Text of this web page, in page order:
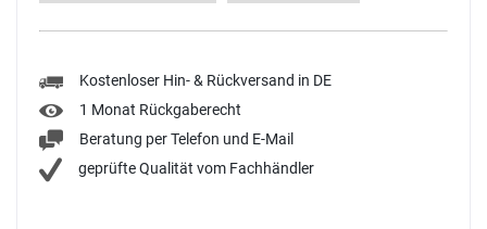
Kostenloser Hin- & Rückversand in DE
1 Monat Rückgaberecht
Beratung per Telefon und E-Mail
geprüfte Qualität vom Fachhändler